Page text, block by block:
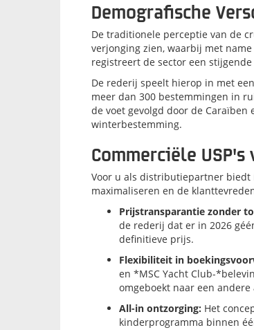
Demografische
De traditionele perceptie van de
verjonging zien, waarbij met
registreert de sector een
De rederij speelt hierop in met
meer dan 300 bestemmingen in
de voet gevolgd door de
winterbestemming.
Commerciële
Voor u als distributiepartner biedt
maximaliseren en de
Prijstransparantie zonder
de rederij dat er in 2026
definitieve prijs.
Flexibiliteit in
en *MSC Yacht Club-
omgeboekt naar een
All-in ontzorging: Het
kinderprogramma binnen